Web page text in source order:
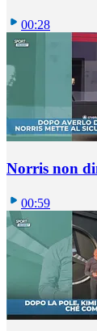
00:28
Norris non
00:59